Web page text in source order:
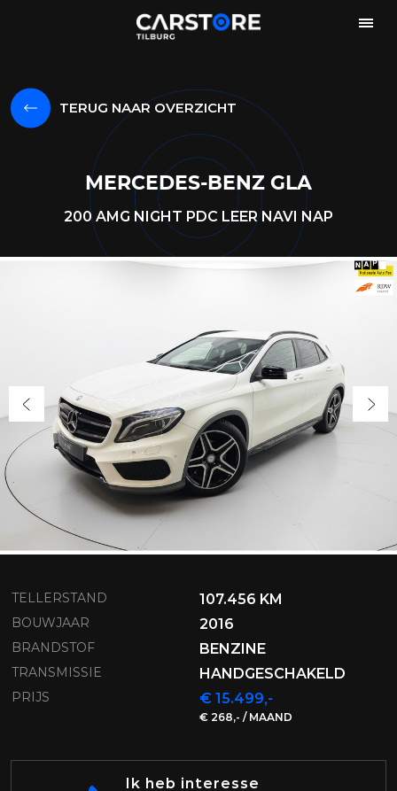
TERUG NAAR OVERZICHT
MERCEDES-BENZ GLA
200 AMG NIGHT PDC LEER NAVI NAP
TELLERSTAND 107.456 KM
BOUWJAAR 2016
BRANDSTOF BENZINE
TRANSMISSIE HANDGESCHAKELD
PRIJS € 15.499,-
€ 268,- / MAAND
Ik heb interesse